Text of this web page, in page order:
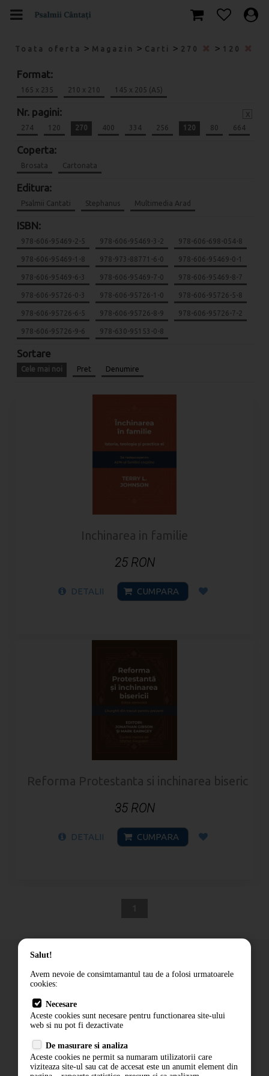
Toata oferta > Magazin > Carti > 270 > 120
Format:
165 x 235 210 x 210 145 x 205 (A5)
Nr. pagini:
274 120 270 400 334 256 120 80 664
Coperta:
Brosata Cartonata
Editura:
Psalmii Cantati Stephanus Multimedia Arad
ISBN:
978-606-95469-2-5 978-606-95469-3-2 978-606-698-054-8
978-606-95469-1-8 978-973-88771-6-0 978-606-95469-0-1
978-606-95469-6-3 978-606-95469-7-0 978-606-95469-8-7
978-606-95726-0-3 978-606-95726-1-0 978-606-95726-5-8
978-606-95726-6-5 978-606-95726-8-9 978-606-95726-7-2
978-606-95726-9-6 978-630-95153-0-8
Sortare
Cele mai noi Pret Denumire
Inchinarea in familie
25 RON
DETALII CUMPARA
Reforma Protestanta si inchinarea bisericii
35 RON
DETALII CUMPARA
Cum comand
Livrare
Contact
Politica de confidentialitate
ANPC
Salut!
Avem nevoie de consimtamantul tau de a folosi urmatoarele
cookies:
Necesare
Aceste cookies sunt necesare pentru functionarea site-ului
web si nu pot fi dezactivate
De masurare si analiza
Aceste cookies ne permit sa numaram utilizatorii care
viziteaza site-ul sau cat de accesat este un anumit element din